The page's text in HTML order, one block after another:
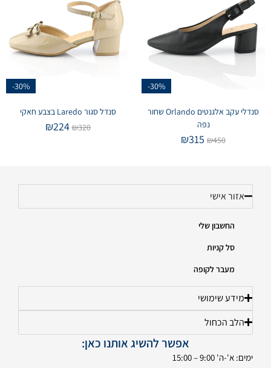
-30%
סנדלי עקב אלגנטים Orlando שחור
נפה
₪450
₪315
-30%
סנדל סגור Laredo בצבע חאקי
₪320
₪224
אזור אישי
החשבון שלי
סל קניות
מעבר לקופה
מידע שימושי
הלב הכחול
אפשר להשיג אותנו כאן:
ימים: א'-ה' 9:00 – 15:00